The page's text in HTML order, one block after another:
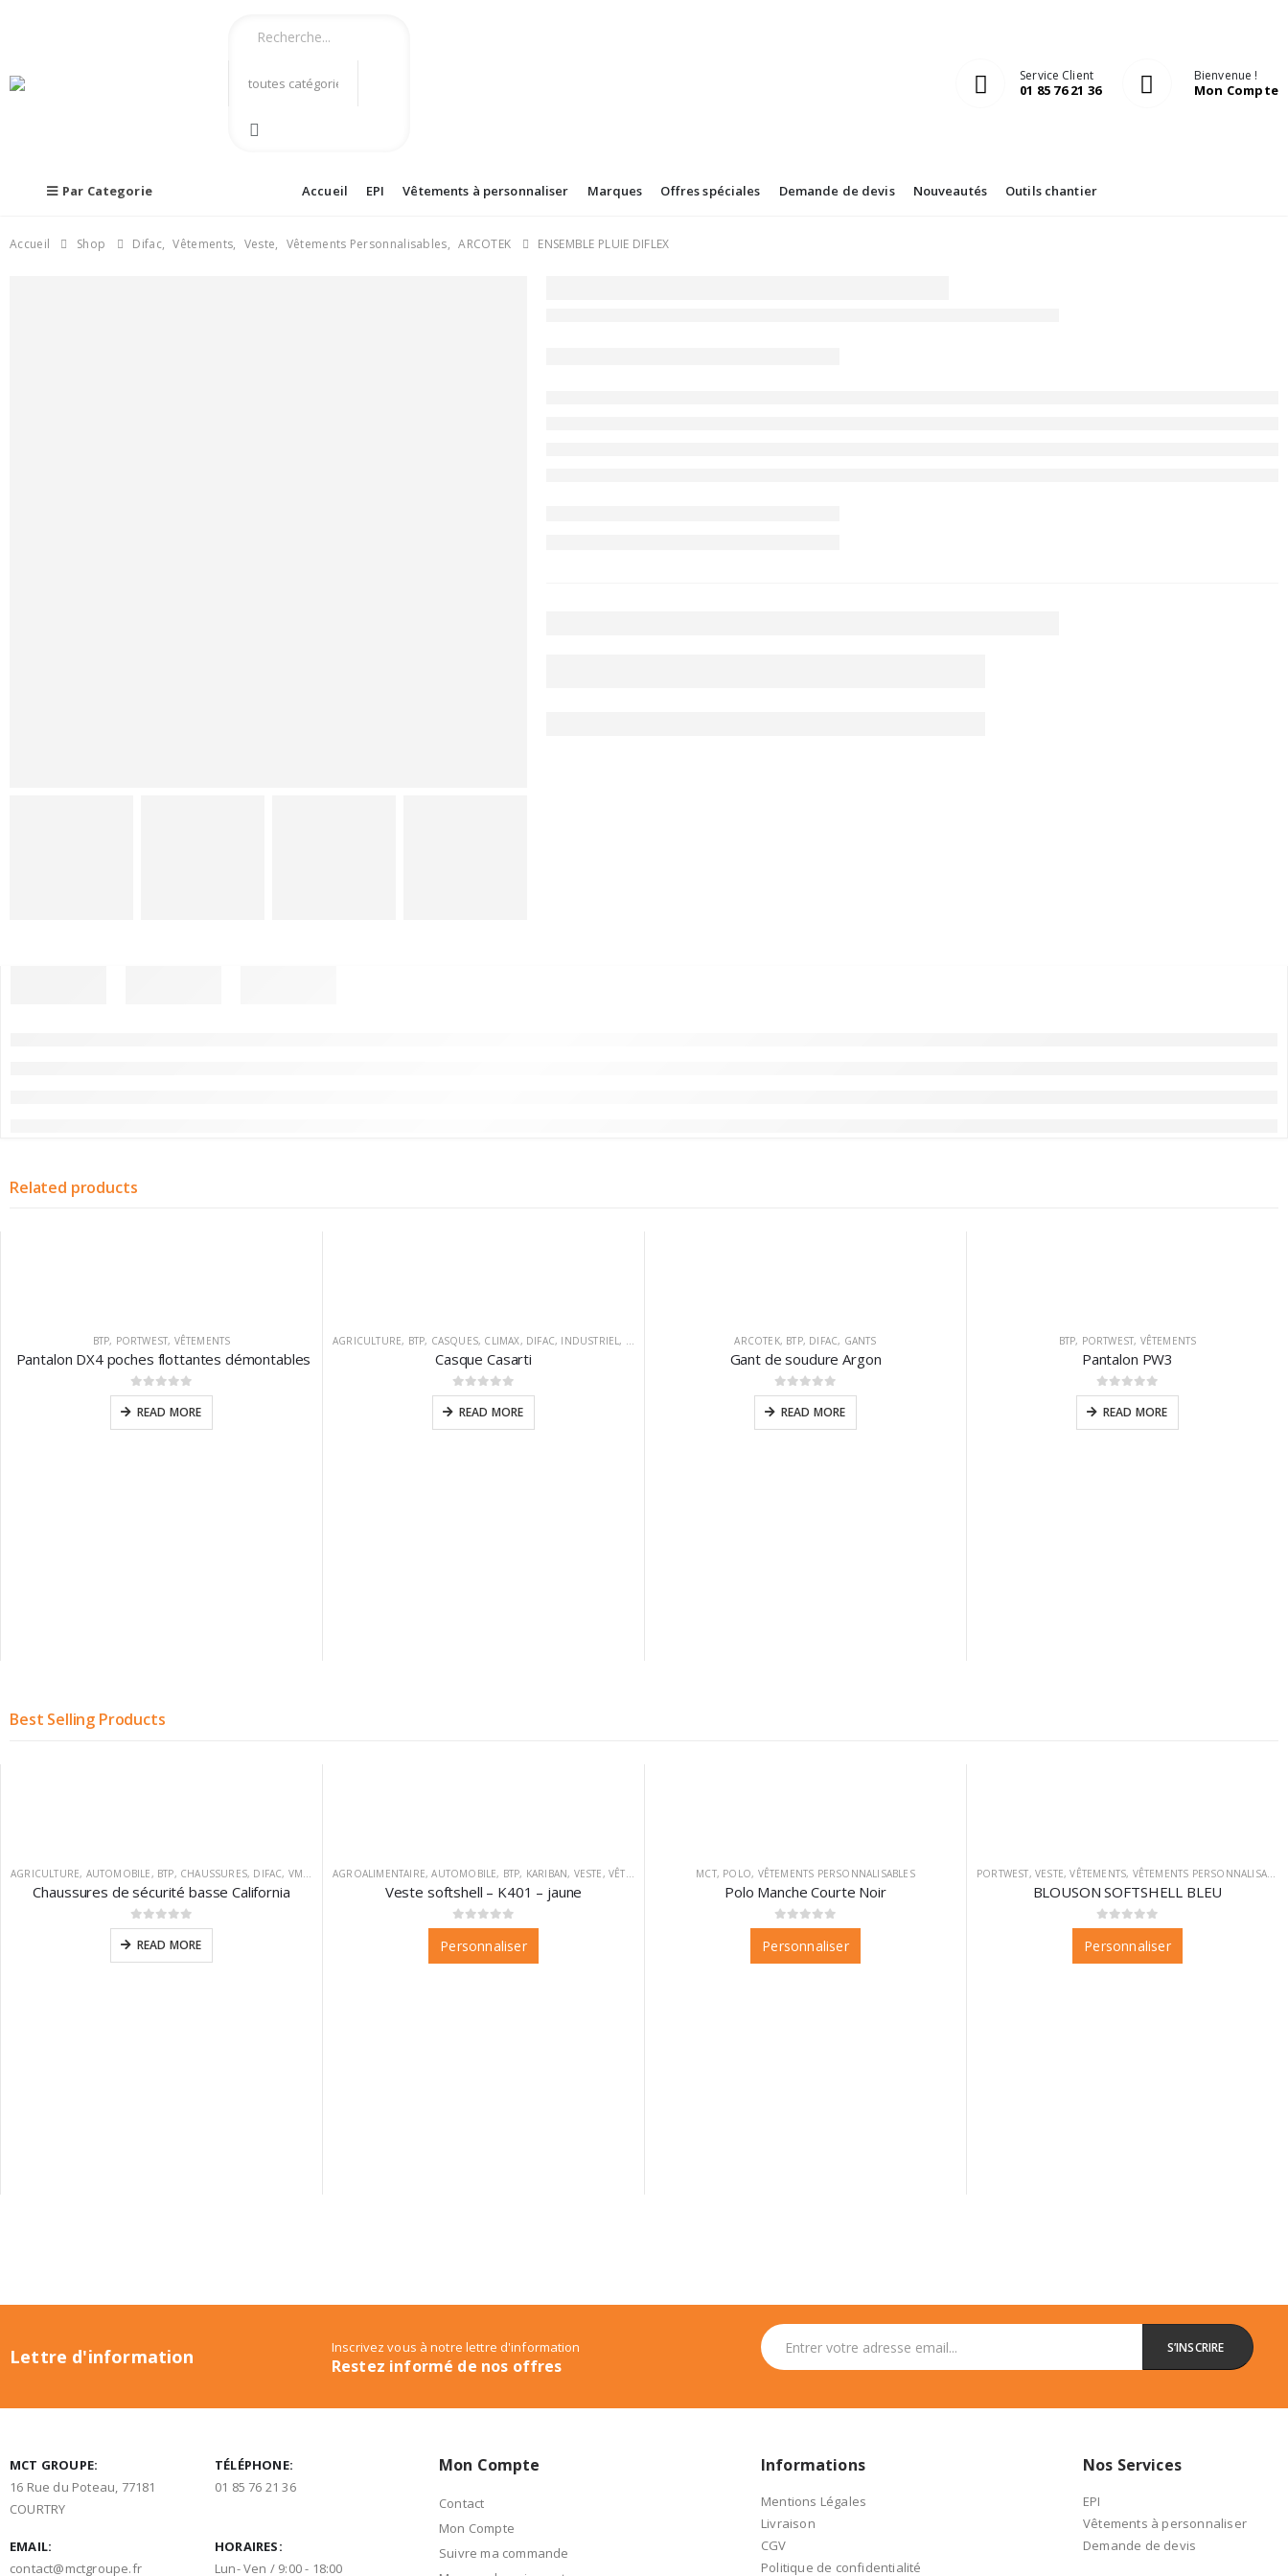
Service Client
01 85 76 21 36
Bienvenue !
Mon Compte
Par Categorie Accueil EPI Vêtements à personnaliser Marques Offres spéciales Demande de devis Nouveautés Outils chantier
Accueil Shop Difac, Vêtements, Veste, Vêtements Personnalisables, ARCOTEK ENSEMBLE PLUIE DIFLEX
Related products
BTP, PORTWEST, VÊTEMENTS
Pantalon DX4 poches flottantes démontables
0sur 5
READ MORE
AGRICULTURE, BTP, CASQUES, CLIMAX, DIFAC, INDUSTRIEL, PORTWEST PROTECTION DE LA TETE,VÊTEMENTS
Casque Casarti
0sur 5
READ MORE
ARCOTEK, BTP, DIFAC, GANTS
Gant de soudure Argon
0sur 5
READ MORE
BTP, PORTWEST, VÊTEMENTS
Pantalon PW3
0sur 5
READ MORE
Best Selling Products
AGRICULTURE, AUTOMOBILE, BTP, CHAUSSURES, DIFAC, VM FOOTWEAR
Chaussures de sécurité basse California
0sur 5
READ MORE
AGROALIMENTAIRE,AUTOMOBILE, BTP, KARIBAN, VESTE,VÊTEMENTS VÊTEMENTS PERSONNALISABLES
Veste softshell – K401 – jaune
0sur 5
Personnaliser
MCT, POLO, VÊTEMENTS PERSONNALISABLES
Polo Manche Courte Noir
0sur 5
Personnaliser
PORTWEST,VESTE,VÊTEMENTS, VÊTEMENTS PERSONNALISABLES
BLOUSON SOFTSHELL BLEU
0sur 5
Personnaliser
Lettre d'information Inscrivez vous à notre lettre d'information
Restez informé de nos offres
MCT GROUPE:
16 Rue du Poteau, 77181
COURTRY
TÉLÉPHONE:
01 85 76 21 36
EMAIL:
contact@mctgroupe.fr
HORAIRES:
Lun- Ven / 9:00 - 18:00
Mon Compte
Contact
Mon Compte
Suivre ma commande
Informations
Mentions Légales
Livraison
CGV
Politique de confidentialité
Nos Services
EPI
Vêtements à personnaliser
Demande de devis